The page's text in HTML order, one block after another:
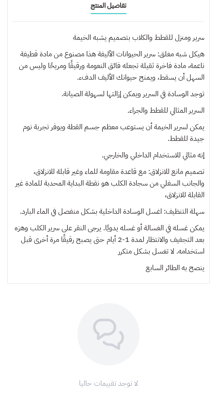
تفاصيل المنتج
سرير ومنزل للقطط والكلاب بتصميم يشبه الخيمة
هيكل شبه مغلق: سرير الحيوانات الأليفة هذا مصنوع من مادة قطيفة
ناعمة، مادة فاخرة ثقيلة تجعله فائق النعومة ورقيقًا ومريحًا وليس من
السهل أن يسقط، ويمنح حيوانك الأليف الدفء.
توجد الوسادة في السرير ويمكن إزالتها لسهولة الصيانة.
السرير المثالي للقطط والجراء.
يمكن لسرير الخيمة أن يستوعب معظم جسم القطة ويوفر تجربة نوم
جيدة للقطط.
إنه مثالي للاستخدام الداخلي والخارجي.
تصميم مانع للانزلاق: مع قاعدة مقاومة للماء وغير قابلة للانزلاق،
والجانب السفلي من سجادة الكلب هو نقطة البداية المحدبة للمادة غير
القابلة للانزلاق،
سهلة التنظيف: اغسل الوسادة الداخلية بشكل منفصل في الماء البارد.
يمكن غسله في الغسالة أو غسله يدويًا. يرجى النقر على سرير الكلب وهزه
بعد التجفيف والانتظار لمدة 1-2 أيام حتى يصبح رقيقًا مرة أخرى قبل
استخدامه. لا تغسل بشكل متكرر
ينصح بهالطائر السابع
لا توجد تقييمات حاليا